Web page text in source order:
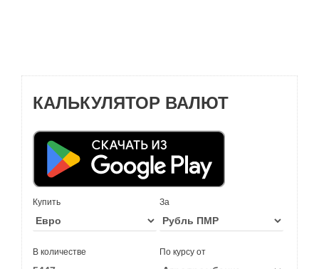
КАЛЬКУЛЯТОР ВАЛЮТ
Купить За
В количестве По курсу от